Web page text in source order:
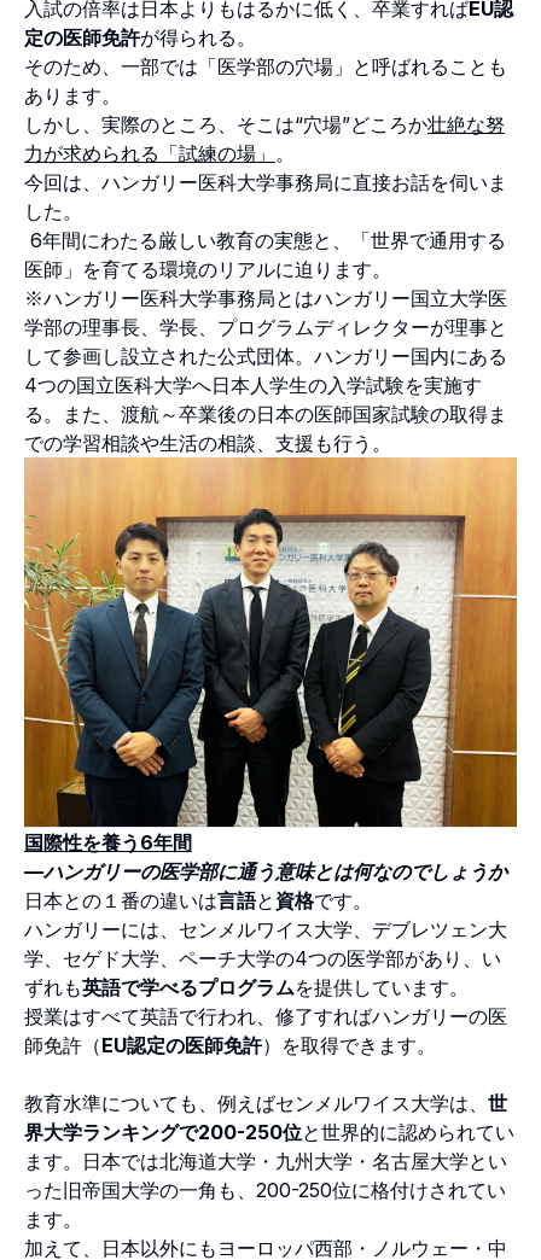
入試の倍率は日本よりもはるかに低く、卒業すればEU認
定の医師免許が得られる。
そのため、一部では「医学部の穴場」と呼ばれることも
あります。
しかし、実際のところ、そこは“穴場”どころか壮絶な努
力が求められる「試練の場」 。
今回は、ハンガリー医科大学事務局に直接お話を伺いま
した。
6年間にわたる厳しい教育の実態と、「世界で通用する
医師」を育てる環境のリアルに迫ります。
※ハンガリー医科大学事務局とはハンガリー国立大学医
学部の理事長、学長、プログラムディレクターが理事と
して参画し設立された公式団体。ハンガリー国内にある
4つの国立医科大学へ日本人学生の入学試験を実施す
る。また、渡航～卒業後の日本の医師国家試験の取得ま
での学習相談や生活の相談、支援も行う。
国際性を養う6年間
—ハンガリーの医学部に通う意味とは何なのでしょうか
日本との１番の違いは言語と 資格です。
ハンガリーには、センメルワイス大学、デブレツェン大
学、セゲド大学、ペーチ大学の4つの医学部があり、い
ずれも英語で学べるプログラムを提供しています。
授業はすべて英語で行われ、修了すればハンガリーの医
師免許（EU認定の医師免許）を取得できます。
教育水準についても、例えばセンメルワイス大学は、 世
界大学ランキングで200-250位と世界的に認められてい
ます。日本では北海道大学・九州大学・名古屋大学とい
った旧帝国大学の一角も、200-250位に格付けされてい
ます。
加えて、日本以外にもヨーロッパ西部・ノルウェー・中